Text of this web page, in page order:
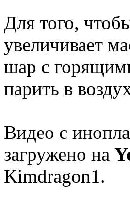
Для того,
увеличивает
шар с
парить в
Видео с
загружено на
Kimdragon1.